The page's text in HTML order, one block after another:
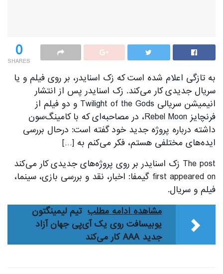
0
SHARES
به تازگی اعلام شده است که زک اسنایدر، بر روی فیلم و یا
سریال جدیدی کار می‌‌کند. زک اسنایدر پس از انتشار
انیمیشن سریالی Twilight of the Gods و دو فیلم از
فرنچایز Rebel Moon، در مصاحبه‌‌ای که با کامینگ‌‌سون
داشته درباره پروژه جدید خود گفته است: درحال بررسی
ایده‌‌های مختلفی هستم، فکر می‌کنم به […]
The post زک اسنایدر بر روی پروژه‌های جدیدی کار می‌‌کند
first appeared on گیمفا: اخبار، نقد و بررسی بازی، سینما،
فیلم و سریال.
مشاهده ادامه مطلب تیم لیمینگتون
یوبیسافت روی یک آی‌پی جهان آزاد
جدید AAA کار می‌کند